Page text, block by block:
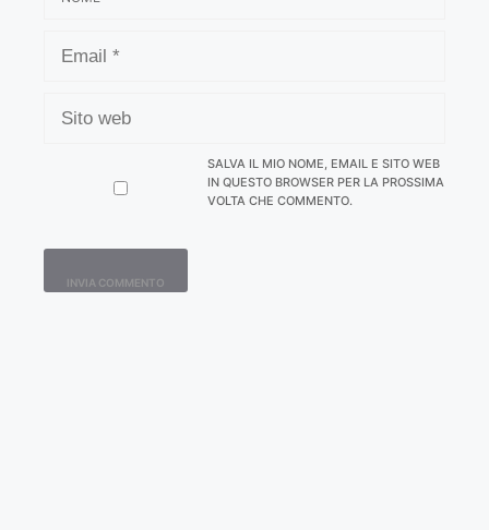
WEB
SALVA IL MIO NOME, EMAIL E SITO WEB
IN QUESTO BROWSER PER LA PROSSIMA
VOLTA CHE COMMENTO.